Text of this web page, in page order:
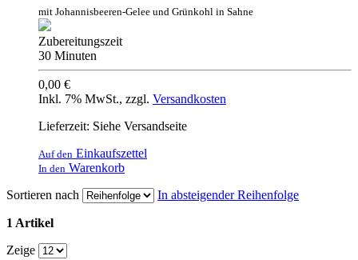
mit Johannisbeeren-Gelee und Grünkohl in Sahne
Zubereitungszeit
30 Minuten
0,00 €
Inkl. 7% MwSt., zzgl. Versandkosten
Lieferzeit: Siehe Versandseite
Auf den Einkaufszettel
In den Warenkorb
Sortieren nach
In absteigender Reihenfolge
1 Artikel
Zeige